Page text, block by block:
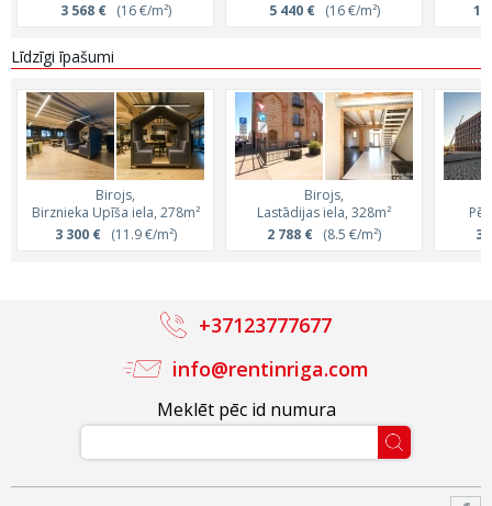
3 568 €(16 €/m²)
5 440 €(16 €/m²)
15
Līdzīgi īpašumi
Birojs,
Birznieka Upīša iela, 278m²
3 300 €(11.9 €/m²)
Birojs,
Lastādijas iela, 328m²
2 788 € (8.5 €/m²)
3
Meklēt pēc id numura
info@rentinriga.com
+37123777677